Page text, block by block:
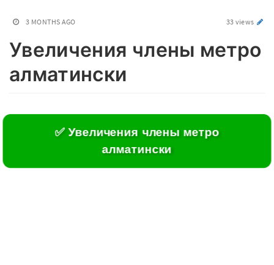
3 MONTHS AGO 33 views
Увеличения члены метро
алматински
✅ Увеличения члены метро
алматински